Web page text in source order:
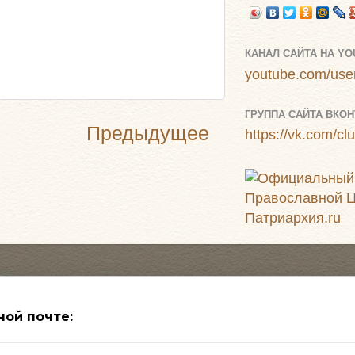
Предыдущее
КАНАЛ САЙТА НА
youtube.com/
ГРУППА САЙТА
https://vk.com/
почте: